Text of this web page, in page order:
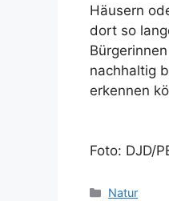
Häusern
dort so
nachhaltig
erkennen
Foto: DJD/
Kategorien
Natur